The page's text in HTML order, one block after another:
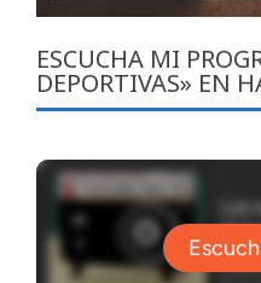
ESCUCHA MI
DEPORTIVAS» EN